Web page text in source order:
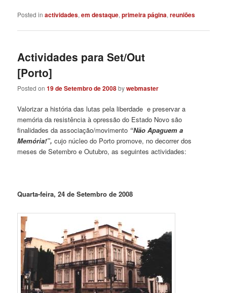
Posted in actividades,em destaque,primeira página,reuniões
Actividades para Set/Out
[Porto]
Posted on19 de Setembro de 2008bywebmaster
Valorizar a história das lutas pela liberdade e preservar a
memória da resistência à opressão do Estado Novo são
finalidades da associação/movimento “Não Apaguem a
Memória!”, cujo núcleo do Porto promove, no decorrer dos
meses de Setembro e Outubro, as seguintes actividades:
Quarta-feira, 24 de Setembro de 2008